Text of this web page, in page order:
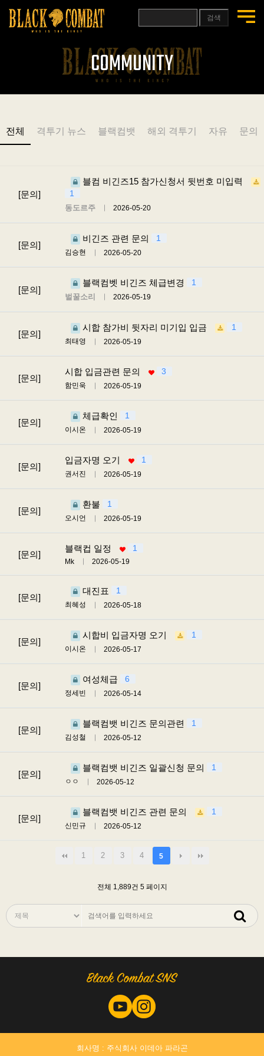
검색
COMMUNITY
전체 격투기 뉴스 블랙컴뱃 해외 격투기 자유 문의
[문의]
블컴 비긴즈15 참가신청서 뒷번호 미입력
1
동도르주 2026-05-20
[문의]
비긴즈 관련 문의 1
김승현 2026-05-20
[문의]
블랙컴벳 비긴즈 체급변경 1
벌꿀소리 2026-05-19
[문의]
시합 참가비 뒷자리 미기입 입금 1
최태영 2026-05-19
[문의]
시합 입금관련 문의 3
함민욱 2026-05-19
[문의]
체급확인 1
이시온 2026-05-19
[문의]
입금자명 오기 1
권서진 2026-05-19
[문의]
환불 1
오시언 2026-05-19
[문의]
블랙컵 일정 1
Mk 2026-05-19
[문의]
대진표 1
최혜성 2026-05-18
[문의]
시합비 입금자명 오기 1
이시온 2026-05-17
[문의]
여성체급 6
정세빈 2026-05-14
[문의]
블랙컴뱃 비긴즈 문의관련 1
김성철 2026-05-12
[문의]
블랙컴뱃 비긴즈 일괄신청 문의 1
ㅇㅇ 2026-05-12
[문의]
블랙컴뱃 비긴즈 관련 문의 1
신민규 2026-05-12
1 2 3 4 5
전체 1,889건 5 페이지
회사명 : 주식회사 이데아 파라곤